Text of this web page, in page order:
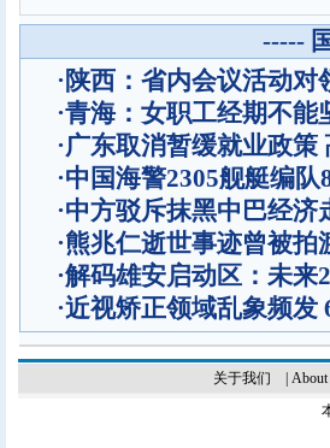
-----
·陕西：省内会议活动对
·青海：女职工经期不能
·广东取消暂缓就业政策
·中国海警2305舰艇编
·中方驳斥抹黑中巴经济
·熊兆仁逝世事迹曾被拍
·解码雄安启动区：未来
·近视矫正领域乱象频发
关于我们 About